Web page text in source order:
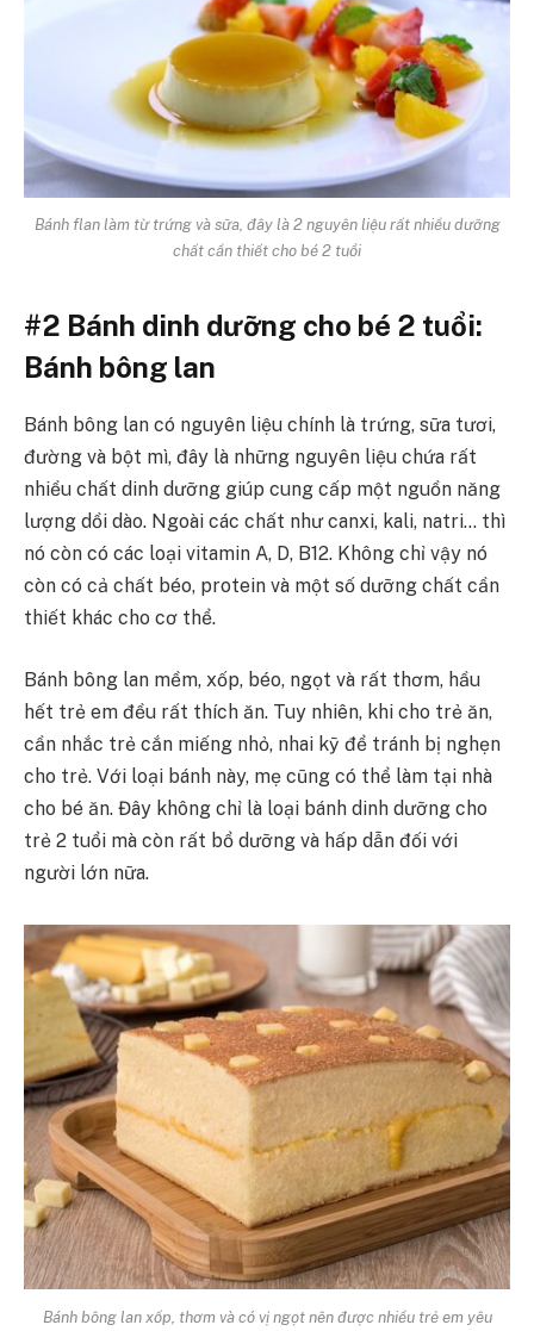
Bánh flan làm từ trứng và sữa, đây là 2 nguyên liệu rất nhiều dưỡng
chất cần thiết cho bé 2 tuổi
#2 Bánh dinh dưỡng cho bé 2 tuổi:
Bánh bông lan
Bánh bông lan có nguyên liệu chính là trứng, sữa tươi,
đường và bột mì, đây là những nguyên liệu chứa rất
nhiều chất dinh dưỡng giúp cung cấp một nguồn năng
lượng dồi dào. Ngoài các chất như canxi, kali, natri… thì
nó còn có các loại vitamin A, D, B12. Không chỉ vậy nó
còn có cả chất béo, protein và một số dưỡng chất cần
thiết khác cho cơ thể.
Bánh bông lan mềm, xốp, béo, ngọt và rất thơm, hầu
hết trẻ em đều rất thích ăn. Tuy nhiên, khi cho trẻ ăn,
cần nhắc trẻ cắn miếng nhỏ, nhai kỹ để tránh bị nghẹn
cho trẻ. Với loại bánh này, mẹ cũng có thể làm tại nhà
cho bé ăn. Đây không chỉ là loại bánh dinh dưỡng cho
trẻ 2 tuổi mà còn rất bổ dưỡng và hấp dẫn đối với
người lớn nữa.
Bánh bông lan xốp, thơm và có vị ngọt nên được nhiều trẻ em yêu